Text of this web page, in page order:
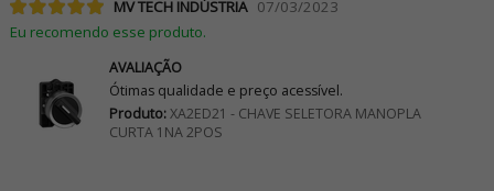
MV TECH INDÚSTRIA 07/03/2023
Eu recomendo esse produto.
AVALIAÇÃO
Ótimas qualidade e preço acessível.
Produto:XA2ED21 - CHAVE SELETORA MANOPLA
CURTA 1NA 2POS